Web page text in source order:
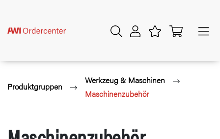
Produktgruppen
Werkzeug & Maschinen
Maschinenzubehör